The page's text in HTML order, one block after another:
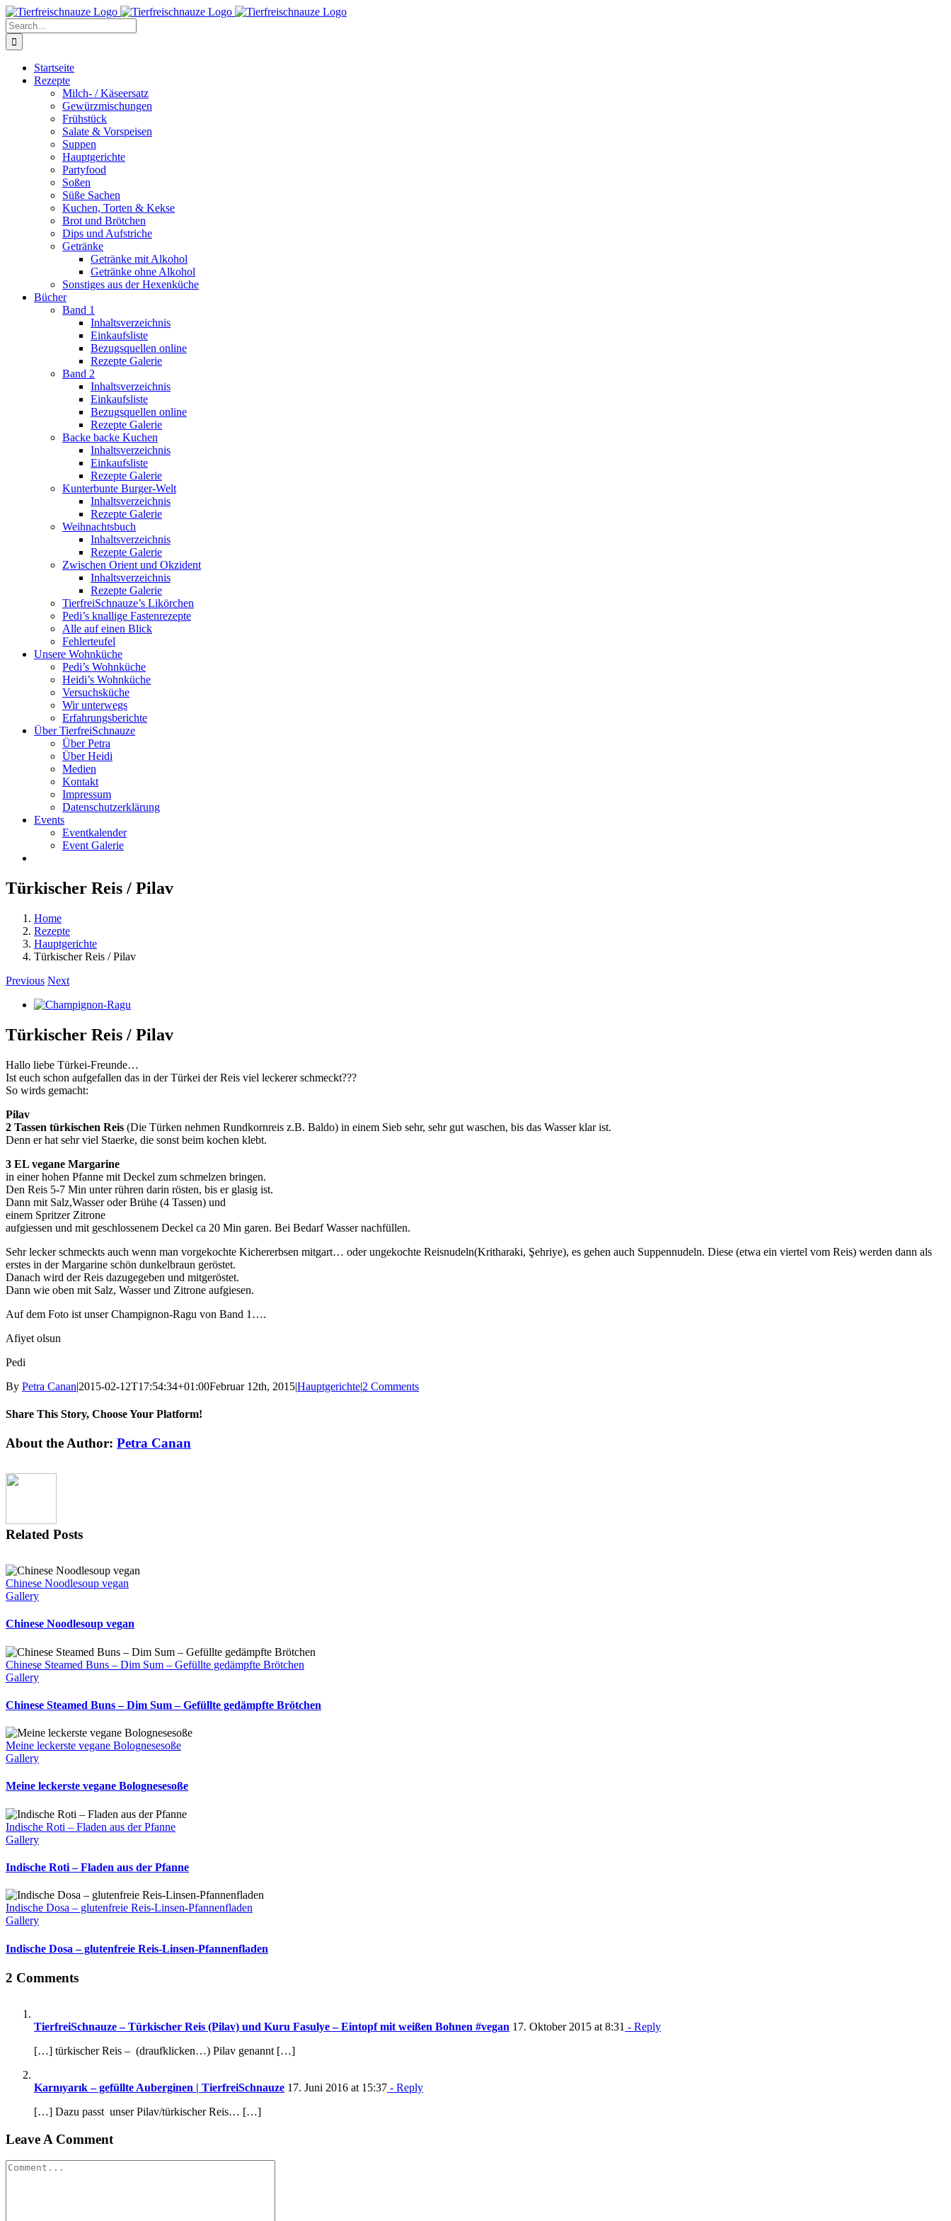
Skip
to
content
Facebook
YouTube
X
Pinterest
Instagram
Search
for:
Startseite
Rezepte
Milch- / Käseersatz
Gewürzmischungen
Frühstück
Salate & Vorspeisen
Suppen
Hauptgerichte
Partyfood
Soßen
Süße Sachen
Kuchen, Torten & Kekse
Brot und Brötchen
Dips und Aufstriche
Getränke
Getränke mit Alkohol
Getränke ohne Alkohol
Sonstiges aus der Hexenküche
Bücher
Band 1
Inhaltsverzeichnis
Einkaufsliste
Bezugsquellen online
Rezepte Galerie
Band 2
Inhaltsverzeichnis
Einkaufsliste
Bezugsquellen online
Rezepte Galerie
Backe backe Kuchen
Inhaltsverzeichnis
Einkaufsliste
Rezepte Galerie
Kunterbunte Burger-Welt
Inhaltsverzeichnis
Rezepte Galerie
Weihnachtsbuch
Inhaltsverzeichnis
Rezepte Galerie
Zwischen Orient und Okzident
Inhaltsverzeichnis
Rezepte Galerie
TierfreiSchnauze’s Likörchen
Pedi’s knallige Fastenrezepte
Alle auf einen Blick
Fehlerteufel
Unsere Wohnküche
Pedi’s Wohnküche
Heidi’s Wohnküche
Versuchsküche
Wir unterwegs
Erfahrungsberichte
Über TierfreiSchnauze
Über Petra
Über Heidi
Medien
Kontakt
Impressum
Datenschutzerklärung
Events
Eventkalender
Event Galerie
Türkischer Reis / Pilav
Home
Rezepte
Hauptgerichte
Türkischer Reis / Pilav
Previous Next
View
Image
Türkischer Reis / Pilav
Hallo liebe Türkei-Freunde…
Ist euch schon aufgefallen das in der Türkei der Reis viel leckerer schmeckt???
So wirds gemacht:
Pilav
2 Tassen türkischen Reis (Die Türken nehmen Rundkornreis z.B. Baldo) in einem Sieb sehr, sehr gut waschen, bis das Wasser klar ist.
Denn er hat sehr viel Staerke, die sonst beim kochen klebt.
3 EL vegane Margarine
in einer hohen Pfanne mit Deckel zum schmelzen bringen.
Den Reis 5-7 Min unter rühren darin rösten, bis er glasig ist.
Dann mit Salz,Wasser oder Brühe (4 Tassen) und
einem Spritzer Zitrone
aufgiessen und mit geschlossenem Deckel ca 20 Min garen. Bei Bedarf Wasser nachfüllen.
Sehr lecker schmeckts auch wenn man vorgekochte Kichererbsen mitgart… oder ungekochte Reisnudeln(Kritharaki, Şehriye), es gehen auch Suppennudeln. Diese (etwa ein viertel vom Reis) werden dann als
erstes in der Margarine schön dunkelbraun geröstet.
Danach wird der Reis dazugegeben und mitgeröstet.
Dann wie oben mit Salz, Wasser und Zitrone aufgiesen.
Auf dem Foto ist unser Champignon-Ragu von Band 1….
Afiyet olsun
Pedi
By Petra Canan|2015-02-12T17:54:34+01:00Februar 12th, 2015|Hauptgerichte|2 Comments
Share This Story, Choose Your Platform!
Facebook
X
Reddit
LinkedIn
Tumblr
Pinterest
Vk
Email
About the Author: Petra Canan
Related Posts
Chinese Noodlesoup vegan
Gallery
Chinese Noodlesoup vegan
Chinese Steamed Buns – Dim Sum – Gefüllte gedämpfte Brötchen
Gallery
Chinese Steamed Buns – Dim Sum – Gefüllte gedämpfte Brötchen
Meine leckerste vegane Bolognesesoße
Gallery
Meine leckerste vegane Bolognesesoße
Indische Roti – Fladen aus der Pfanne
Gallery
Indische Roti – Fladen aus der Pfanne
Indische Dosa – glutenfreie Reis-Linsen-Pfannenfladen
Gallery
Indische Dosa – glutenfreie Reis-Linsen-Pfannenfladen
2 Comments
TierfreiSchnauze – Türkischer Reis (Pilav) und Kuru Fasulye – Eintopf mit weißen Bohnen #vegan 17. Oktober 2015 at 8:31 - Reply
[…] türkischer Reis – (draufklicken…) Pilav genannt […]
Karnıyarık – gefüllte Auberginen | TierfreiSchnauze 17. Juni 2016 at 15:37 - Reply
[…] Dazu passt unser Pilav/türkischer Reis… […]
Leave A Comment
Comment